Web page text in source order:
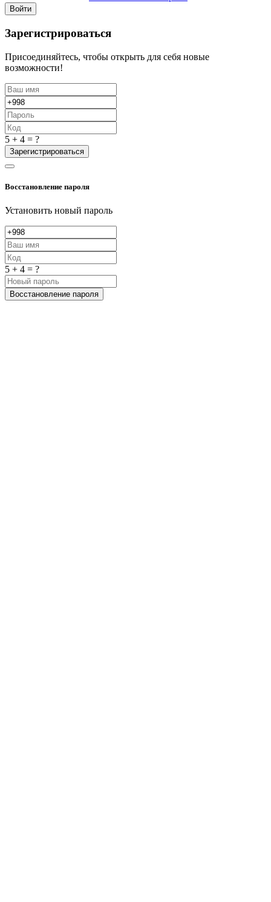
Войти
Зарегистрироваться
Присоединяйтесь, чтобы открыть для себя новые
возможности!
5 + 4 = ?
Зарегистрироваться
Восстановление пароля
Установить новый пароль
5 + 4 = ?
Восстановление пароля